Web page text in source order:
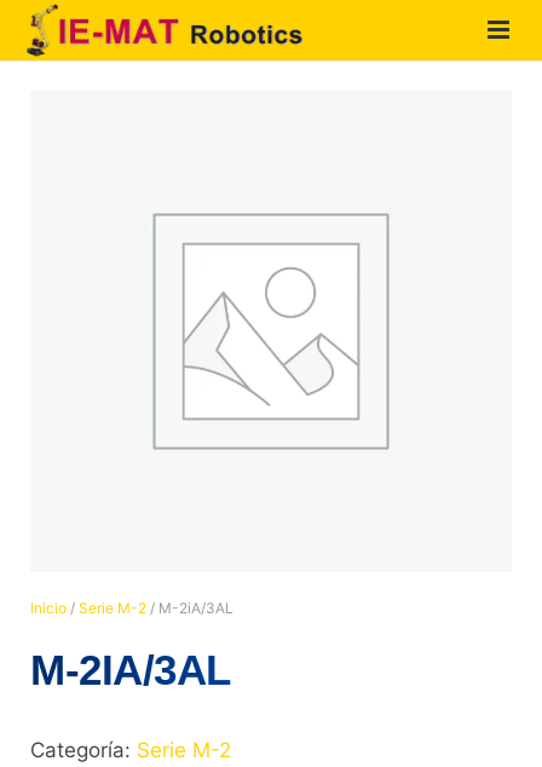
Inicio / Serie M-2 / M-2iA/3AL
M-2IA/3AL
Categoría: Serie M-2